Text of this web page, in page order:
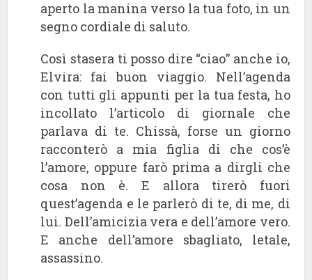
aperto la manina verso la tua foto, in un
segno cordiale di saluto.
Così stasera ti posso dire “ciao” anche io,
Elvira: fai buon viaggio. Nell’agenda
con tutti gli appunti per la tua festa, ho
incollato l’articolo di giornale che
parlava di te. Chissà, forse un giorno
racconterò a mia figlia di che cos’è
l’amore, oppure farò prima a dirgli che
cosa non è. E allora tirerò fuori
quest’agenda e le parlerò di te, di me, di
lui. Dell’amicizia vera e dell’amore vero.
E anche dell’amore sbagliato, letale,
assassino.